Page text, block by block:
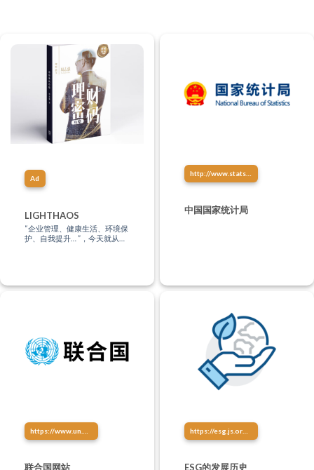
Ad
LIGHTHAOS
“企业管理、健康生活、环境保
护、自我提升… ”，今天就从这
http://www.stats.gov.cn/
中国国家统计局
联合国网站
https://esg.js.org/about/esg-history.html
ESG的发展历史